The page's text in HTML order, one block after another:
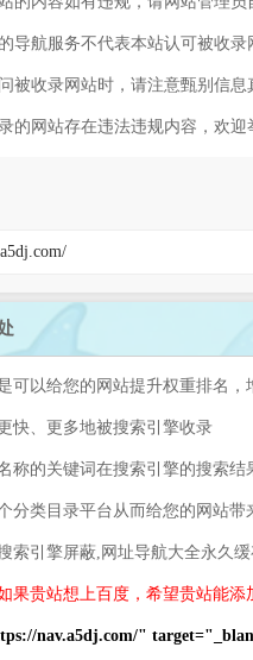
导航服务不代表本站认可被收录
被收录网站时，请注意甄别信息
的网站存在违法违规内容，欢迎
可以给您的网站提升权重排名
快、更多地被搜索引擎收录
称的关键词在搜索引擎的搜索结
分类目录平台从而给您的网站带
索引擎屏蔽,网址导航大全永久
果贵站想上百度，希望贵站能添
nav.a5dj.com/"